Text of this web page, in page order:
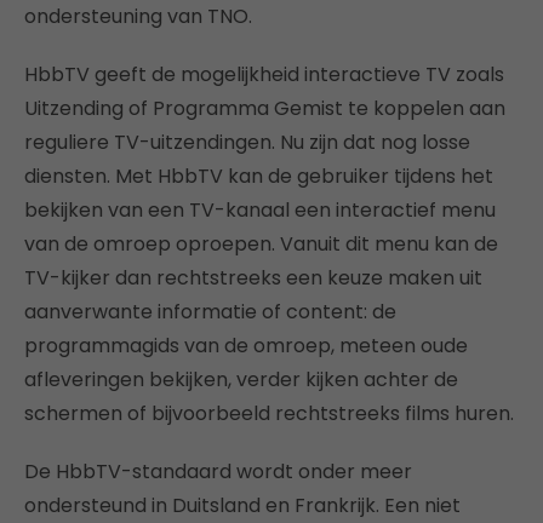
ondersteuning van TNO.
HbbTV geeft de mogelijkheid interactieve TV zoals
Uitzending of Programma Gemist te koppelen aan
reguliere TV-uitzendingen. Nu zijn dat nog losse
diensten. Met HbbTV kan de gebruiker tijdens het
bekijken van een TV-kanaal een interactief menu
van de omroep oproepen. Vanuit dit menu kan de
TV-kijker dan rechtstreeks een keuze maken uit
aanverwante informatie of content: de
programmagids van de omroep, meteen oude
afleveringen bekijken, verder kijken achter de
schermen of bijvoorbeeld rechtstreeks films huren.
De HbbTV-standaard wordt onder meer
ondersteund in Duitsland en Frankrijk. Een niet